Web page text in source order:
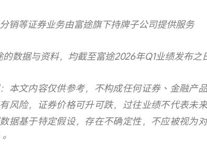
销等证券业务由富途旗下持牌子公司提供服务
的数据与资料，均截至富途2026年Q1业绩发布之
本文内容仅供参考，不构成任何证券、金融产
风险，证券价格可升可跌，过往业绩不代表未
据基于特定假设，存在不确定性，不应被视为